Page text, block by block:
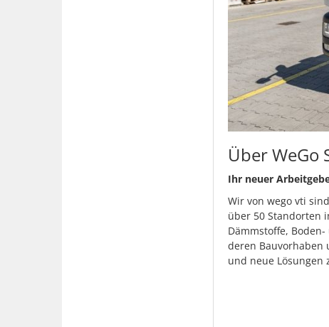
Über WeGo
Ihr neuer
Wir von wego vti
über 50 Standorten
Dämmstoffe,
deren Bauvorhaben
und neue Lösungen